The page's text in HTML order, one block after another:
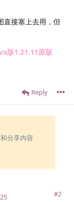
直接塞上去用，但
版1.21.11原版
Reply
分享内容
#2